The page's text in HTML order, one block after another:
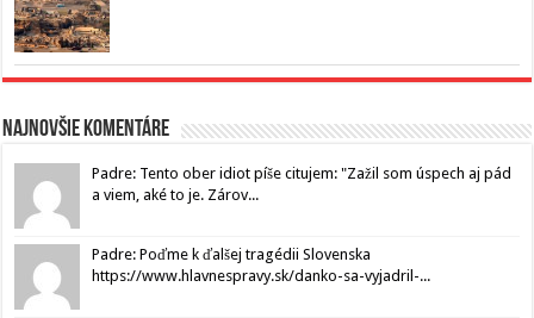
Najnovšie komentáre
Padre: Tento ober idiot píše citujem: "Zažil som úspech aj pád
a viem, aké to je. Zárov...
Padre: Poďme k ďalšej tragédii Slovenska
https://www.hlavnespravy.sk/danko-sa-vyjadril-...